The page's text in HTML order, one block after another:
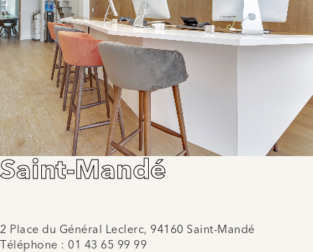
Saint-Mandé
2 Place du Général Leclerc, 94160 Saint-Mandé
Téléphone : 01 43 65 99 99